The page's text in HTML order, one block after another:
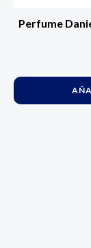
Perfume